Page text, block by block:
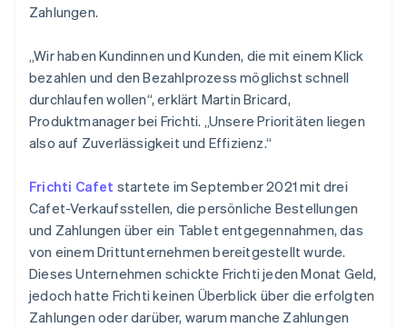
Zahlungen.
„Wir haben Kundinnen und Kunden, die mit einem Klick
bezahlen und den Bezahlprozess möglichst schnell
durchlaufen wollen“, erklärt Martin Bricard,
Produktmanager bei Frichti. „Unsere Prioritäten liegen
also auf Zuverlässigkeit und Effizienz.“
Frichti Cafet startete im September 2021 mit drei
Cafet-Verkaufsstellen, die persönliche Bestellungen
und Zahlungen über ein Tablet entgegennahmen, das
von einem Drittunternehmen bereitgestellt wurde.
Dieses Unternehmen schickte Frichti jeden Monat Geld,
jedoch hatte Frichti keinen Überblick über die erfolgten
Zahlungen oder darüber, warum manche Zahlungen